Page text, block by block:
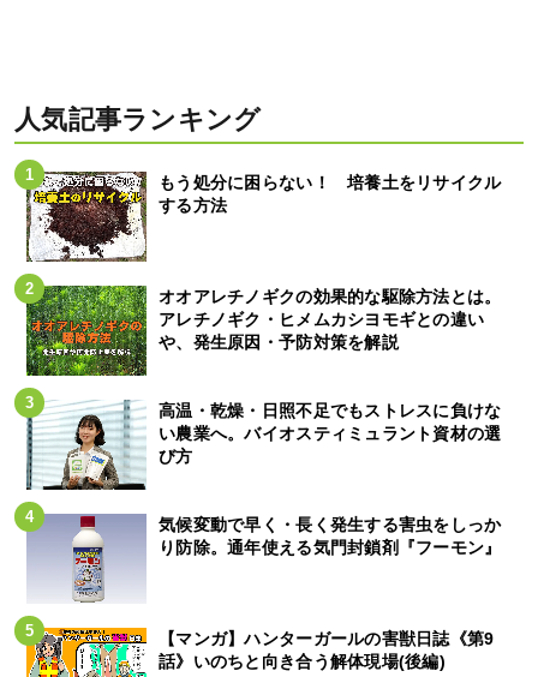
人気記事ランキング
もう処分に困らない！ 培養土をリサイクル
する方法
オオアレチノギクの効果的な駆除方法とは。
アレチノギク・ヒメムカシヨモギとの違い
や、発生原因・予防対策を解説
高温・乾燥・日照不足でもストレスに負けな
い農業へ。バイオスティミュラント資材の選
び方
気候変動で早く・長く発生する害虫をしっか
り防除。通年使える気門封鎖剤『フーモン』
【マンガ】ハンターガールの害獣日誌《第9
話》いのちと向き合う解体現場(後編)